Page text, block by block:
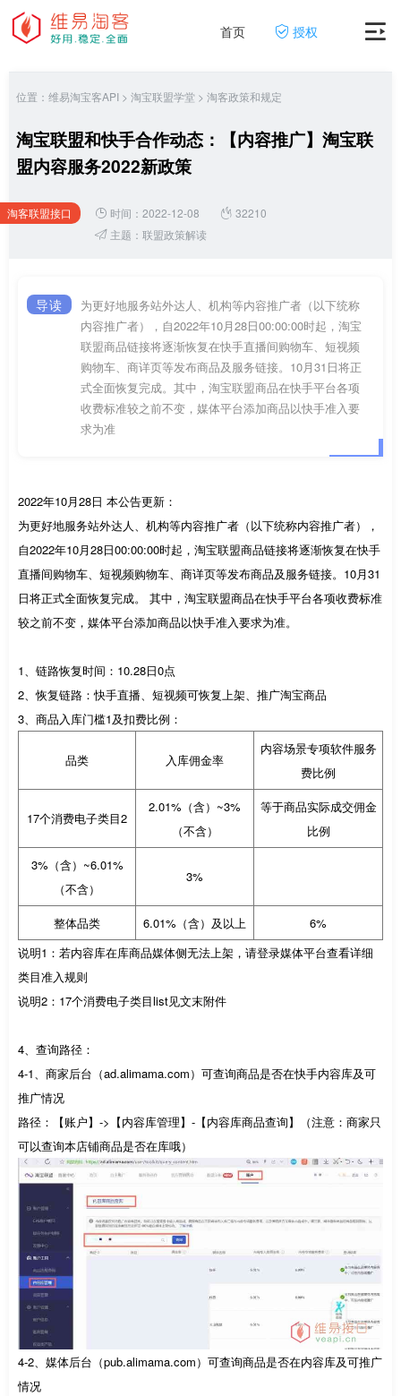
首页 授权
位置： 维易淘宝客API > 淘宝联盟学堂 > 淘客政策和规定
淘宝联盟和快手合作动态：【内容推广】淘宝联
盟内容服务2022新政策
淘客联盟接口
时间：2022-12-08
32210
主题： 联盟政策解读
导读
为更好地服务站外达人、机构等内容推广者（以下统称
内容推广者），自2022年10月28日00:00:00时起，淘宝
联盟商品链接将逐渐恢复在快手直播间购物车、短视频
购物车、商详页等发布商品及服务链接。10月31日将正
式全面恢复完成。其中，淘宝联盟商品在快手平台各项
收费标准较之前不变，媒体平台添加商品以快手准入要
求为准
2022年10月28日 本公告更新：
为更好地服务站外达人、机构等内容推广者（以下统称内容推广者），
自2022年10月28日00:00:00时起，淘宝联盟商品链接将逐渐恢复在快手
直播间购物车、短视频购物车、商详页等发布商品及服务链接。10月31
日将正式全面恢复完成。 其中，淘宝联盟商品在快手平台各项收费标准
较之前不变，媒体平台添加商品以快手准入要求为准。
1、链路恢复时间：10.28日0点
2、恢复链路：快手直播、短视频可恢复上架、推广淘宝商品
3、商品入库门槛1及扣费比例：
品类 入库佣金率
内容场景专项软件服务
费比例
17个消费电子类目2
2.01%（含）~3%
（不含）
等于商品实际成交佣金
比例
3%（含）~6.01%
（不含）
3%
整体品类 6.01%（含）及以上
6%
说明1：若内容库在库商品媒体侧无法上架，请登录媒体平台查看详细
类目准入规则
说明2：17个消费电子类目list见文末附件
4、查询路径：
4-1、商家后台（ad.alimama.com）可查询商品是否在快手内容库及可
推广情况
路径：【账户】->【内容库管理】-【内容库商品查询】（注意：商家只
可以查询本店铺商品是否在库哦）
4-2、媒体后台（pub.alimama.com）可查询商品是否在内容库及可推广
情况